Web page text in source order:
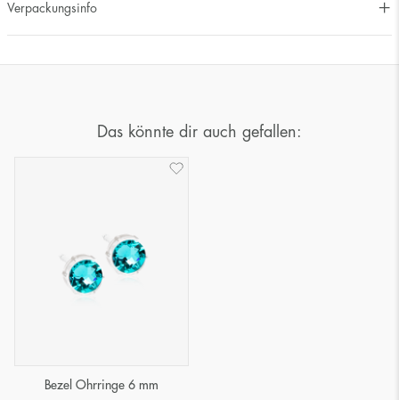
Verpackungsinfo
Das könnte dir auch gefallen:
Bezel Ohrringe 6 mm